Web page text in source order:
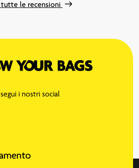
tutte le recensioni
i nostri social